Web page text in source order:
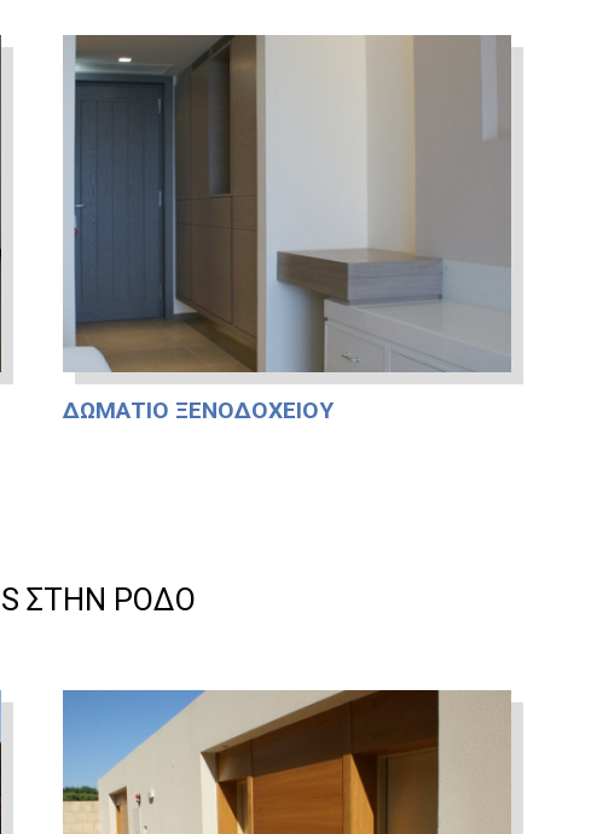
ΔΩΜΆΤΙΟ ΞΕΝΟΔΟΧΕΊΟΥ
ΣΤΗΝ ΡΌΔΟ